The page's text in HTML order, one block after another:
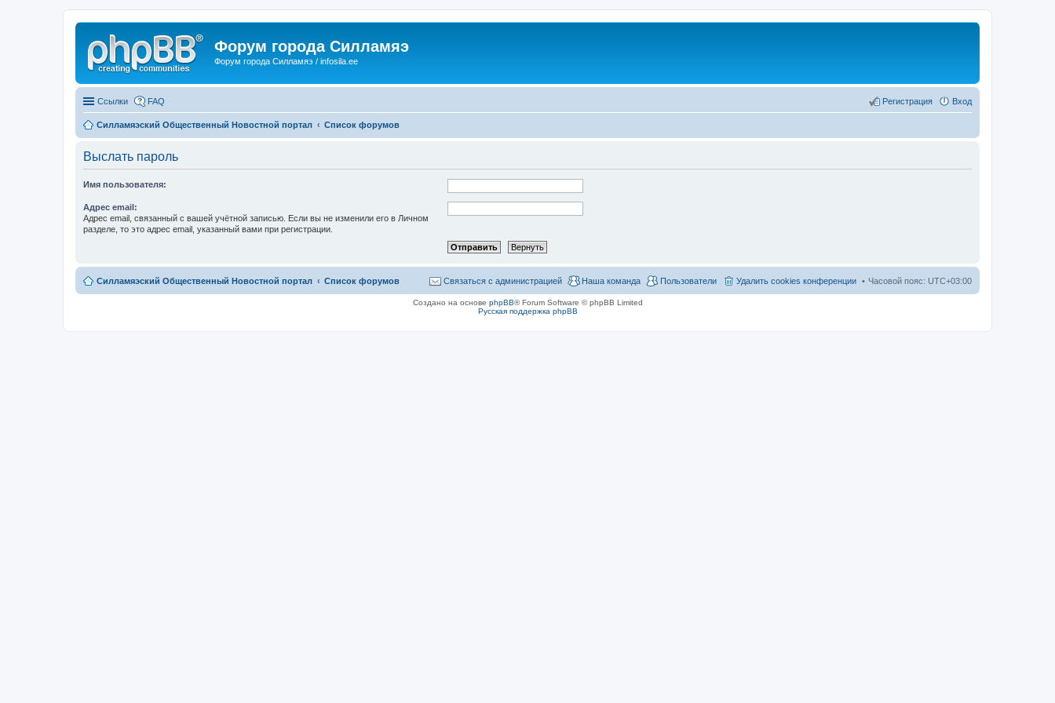
Форум города Силламяэ
Форум города Силламяэ / infosila.ee
Ссылки FAQ Вход
Регистрация
Силламяэский Общественный Новостной портал Список форумов
Выслать пароль
Имя пользователя:
Адрес email:
Адрес email, связанный с вашей учётной записью. Если вы не изменили его в Личном
разделе, то это адрес email, указанный вами при регистрации.
Силламяэский Общественный Новостной портал Список форумов Часовой пояс: UTC+03:00
Удалить cookies конференции
Пользователи
Наша команда
Связаться с администрацией
Создано на основе phpBB® Forum Software © phpBB Limited
Русская поддержка phpBB